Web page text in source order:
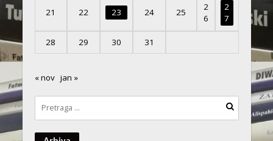
21 22 23 24 25
2
6
2
7
28 29 30 31
« nov jan »